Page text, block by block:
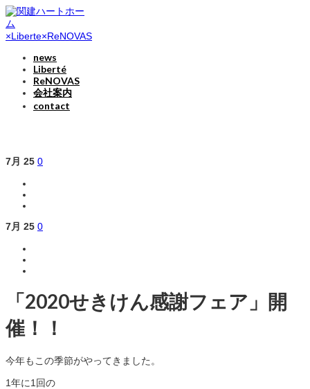
news
Liberté
ReNOVAS
会社案内
contact
7月 25 0
7月 25 0
「2020せきけん感謝フェア」開
催！！
今年もこの季節がやってきました。
1年に1回の